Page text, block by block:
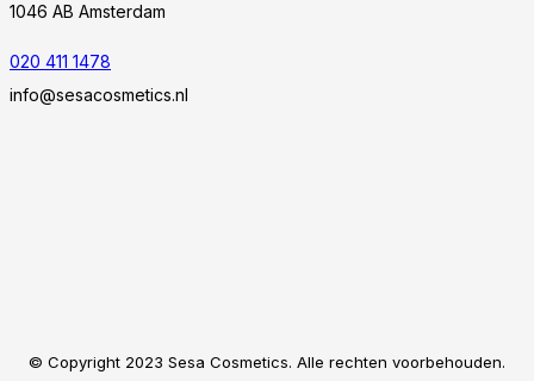
1046 AB Amsterdam
020 411 1478
info@sesacosmetics.nl
© Copyright 2023 Sesa Cosmetics. Alle rechten voorbehouden.